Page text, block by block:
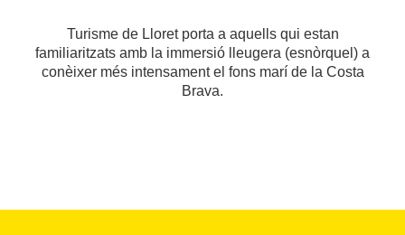
Turisme de Lloret porta a aquells qui estan
familiaritzats amb la immersió lleugera (esnòrquel) a
conèixer més intensament el fons marí de la Costa
Brava.